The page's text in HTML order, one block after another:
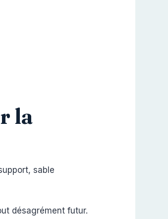
la
sable
désagrément futur.